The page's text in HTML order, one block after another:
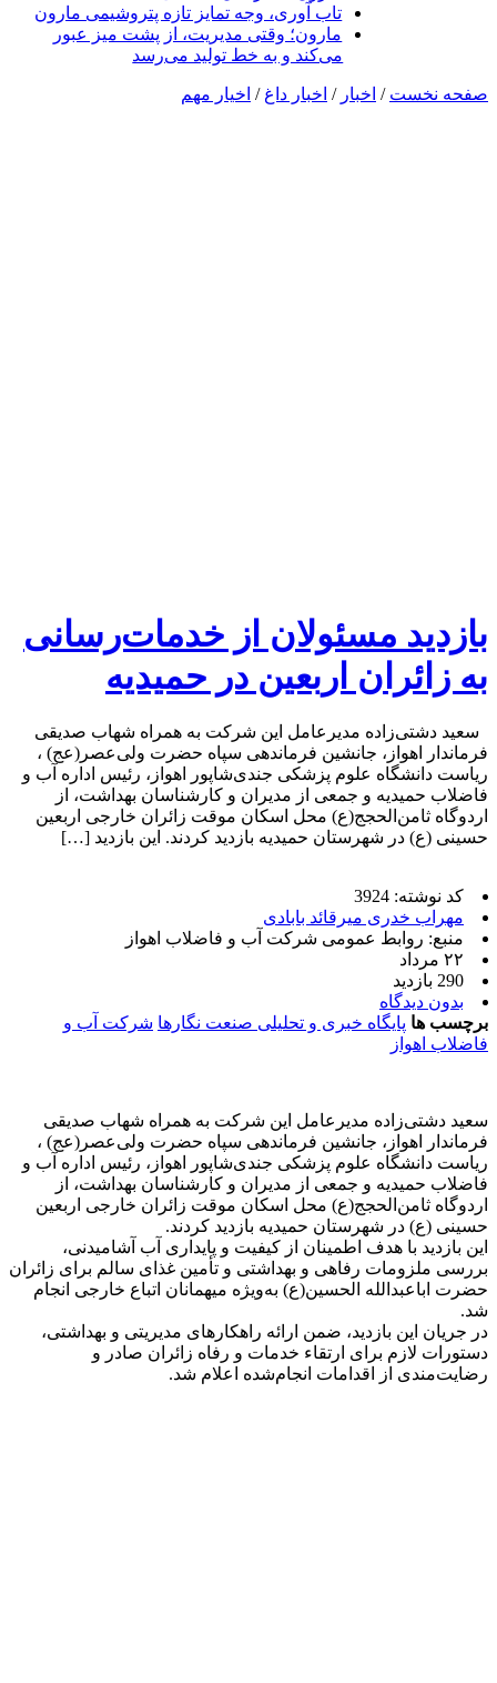
تاب آوری، وجه تمایز تازه پتروشیمی مارون
مارون؛ وقتی مدیریت، از پشت میز عبور
می‌کند و به خط تولید می‌رسد
صفحه نخست / اخبار / اخبار داغ / اخیار مهم
بازدید مسئولان از خدمات‌رسانی
به زائران اربعین در حمیدیه
سعید دشتی‌زاده مدیرعامل این شرکت به همراه شهاب صدیقی
فرماندار اهواز، جانشین فرماندهی سپاه حضرت ولی‌عصر(عج) ،
ریاست دانشگاه علوم پزشکی جندی‌شاپور اهواز، رئیس اداره آب و
فاضلاب حمیدیه‌ و جمعی از مدیران و کارشناسان بهداشت، از
اردوگاه ثامن‌الحجج(ع) محل اسکان موقت زائران خارجی اربعین
حسینی (ع) در شهرستان حمیدیه بازدید کردند. این بازدید […]
کد نوشته: 3924
مهراب خدری میرقائد بابادی
منبع: روابط عمومی شرکت آب و فاضلاب اهواز
۲۲ مرداد
290 بازدید
بدون دیدگاه
برچسب ها پایگاه خبری و تحلیلی صنعت نگارها شرکت آب و
فاضلاب اهواز
سعید دشتی‌زاده مدیرعامل این شرکت به همراه شهاب صدیقی
فرماندار اهواز، جانشین فرماندهی سپاه حضرت ولی‌عصر(عج) ،
ریاست دانشگاه علوم پزشکی جندی‌شاپور اهواز، رئیس اداره آب و
فاضلاب حمیدیه‌ و جمعی از مدیران و کارشناسان بهداشت، از
اردوگاه ثامن‌الحجج(ع) محل اسکان موقت زائران خارجی اربعین
حسینی (ع) در شهرستان حمیدیه بازدید کردند.
این بازدید با هدف اطمینان از کیفیت و پایداری آب آشامیدنی،
بررسی ملزومات رفاهی و بهداشتی و تأمین غذای سالم برای زائران
حضرت اباعبدالله الحسین(ع) به‌ویژه میهمانان اتباع خارجی انجام
شد.
در جریان این بازدید، ضمن ارائه راهکارهای مدیریتی و بهداشتی،
دستورات لازم برای ارتقاء خدمات و رفاه زائران صادر و
رضایت‌مندی از اقدامات انجام‌شده اعلام شد.